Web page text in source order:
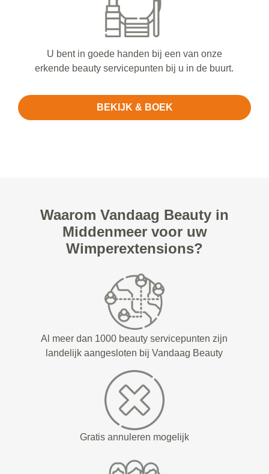
U bent in goede handen bij een van onze
erkende beauty servicepunten bij u in de buurt.
BEKIJK & BOEK
Waarom Vandaag Beauty in
Middenmeer voor uw
Wimperextensions?
Al meer dan 1000 beauty servicepunten zijn
landelijk aangesloten bij Vandaag Beauty
Gratis annuleren mogelijk